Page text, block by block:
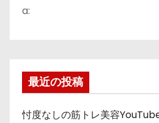
a:
最近の投稿
忖度なしの筋トレ美容